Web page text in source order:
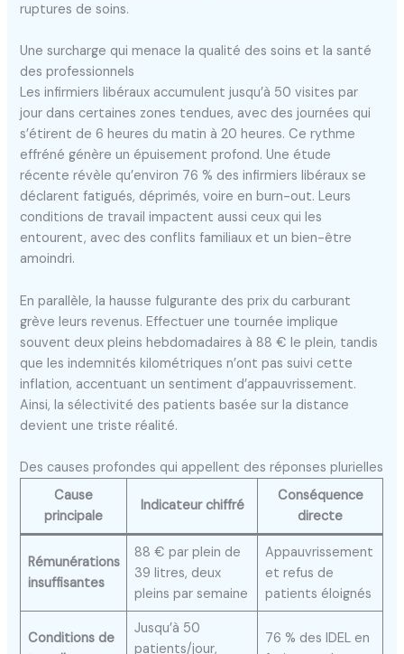
ruptures de soins.
Une surcharge qui menace la qualité des soins et la santé
des professionnels
Les infirmiers libéraux accumulent jusqu’à 50 visites par
jour dans certaines zones tendues, avec des journées qui
s’étirent de 6 heures du matin à 20 heures. Ce rythme
effréné génère un épuisement profond. Une étude
récente révèle qu’environ 76 % des infirmiers libéraux se
déclarent fatigués, déprimés, voire en burn-out. Leurs
conditions de travail impactent aussi ceux qui les
entourent, avec des conflits familiaux et un bien-être
amoindri.
En parallèle, la hausse fulgurante des prix du carburant
grève leurs revenus. Effectuer une tournée implique
souvent deux pleins hebdomadaires à 88 € le plein, tandis
que les indemnités kilométriques n’ont pas suivi cette
inflation, accentuant un sentiment d’appauvrissement.
Ainsi, la sélectivité des patients basée sur la distance
devient une triste réalité.
Des causes profondes qui appellent des réponses plurielles
Cause
principale
Indicateur chiffré
Conséquence
directe
Rémunérations
insuffisantes
88 € par plein de
39 litres, deux
pleins par semaine
Appauvrissement
et refus de
patients éloignés
Conditions de
Jusqu’à 50
patients/jour,
76 % des IDEL en